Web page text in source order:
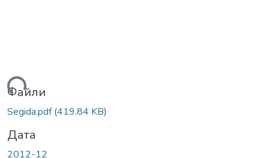
Файли
Segida.pdf(419,84 KB)
Дата
2012-12